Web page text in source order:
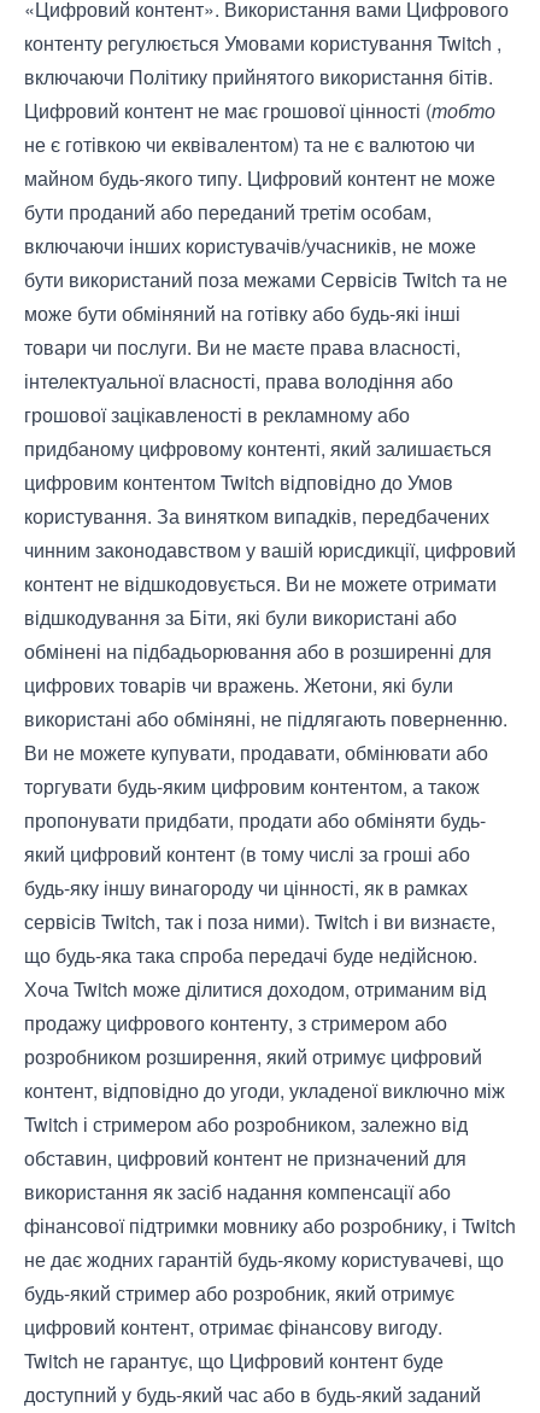
«Цифровий контент». Використання вами Цифрового
контенту регулюється Умовами користування Twitch ,
включаючи Політику прийнятого використання бітів.
Цифровий контент не має грошової цінності (тобто
не є готівкою чи еквівалентом) та не є валютою чи
майном будь-якого типу. Цифровий контент не може
бути проданий або переданий третім особам,
включаючи інших користувачів/учасників, не може
бути використаний поза межами Сервісів Twitch та не
може бути обміняний на готівку або будь-які інші
товари чи послуги. Ви не маєте права власності,
інтелектуальної власності, права володіння або
грошової зацікавленості в рекламному або
придбаному цифровому контенті, який залишається
цифровим контентом Twitch відповідно доУмов
користування. За винятком випадків, передбачених
чинним законодавством у вашій юрисдикції, цифровий
контент не відшкодовується. Ви не можете отримати
відшкодування за Біти, які були використані або
обмінені на підбадьорювання або в розширенні для
цифрових товарів чи вражень. Жетони, які були
використані або обміняні, не підлягають поверненню.
Ви не можете купувати, продавати, обмінювати або
торгувати будь-яким цифровим контентом, а також
пропонувати придбати, продати або обміняти будь-
який цифровий контент (в тому числі за гроші або
будь-яку іншу винагороду чи цінності, як в рамках
сервісів Twitch, так і поза ними). Twitch і ви визнаєте,
що будь-яка така спроба передачі буде недійсною.
Хоча Twitch може ділитися доходом, отриманим від
продажу цифрового контенту, з стримером або
розробником розширення, який отримує цифровий
контент, відповідно до угоди, укладеної виключно між
Twitch і стримером або розробником, залежно від
обставин, цифровий контент не призначений для
використання як засіб надання компенсації або
фінансової підтримки мовнику або розробнику, і Twitch
не дає жодних гарантій будь-якому користувачеві, що
будь-який стример або розробник, який отримує
цифровий контент, отримає фінансову вигоду.
Twitch не гарантує, що Цифровий контент буде
доступний у будь-який час або в будь-який заданий